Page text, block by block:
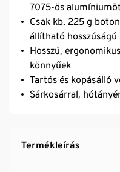
7075-ös
Csak kb. 225 g
állítható hosszúságú
Hosszú,
könnyűek
Tartós és kopásálló
Sárkosárral,
Termékleírás